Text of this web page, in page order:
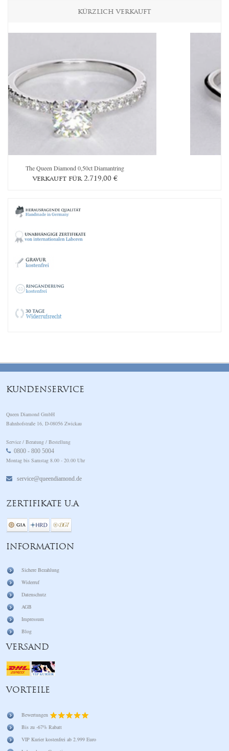
KÜRZLICH VERKAUFT
The Queen Diamond 0,50ct Diamantring
verkauft für 2.719,00 €
KUNDENSERVICE
Queen Diamond GmbH
Bahnhofstraße 16, D-08056 Zwickau
Service / Beratung / Bestellung
0800 - 800 5004
Montag bis Samstag 8.00 - 20.00 Uhr
service@queendiamond.de
ZERTIFIKATE U.A
INFORMATION
Sichere Bezahlung
Widerruf
Datenschutz
AGB
Impressum
Blog
VERSAND
VORTEILE
Bewertungen
Bis zu -67% Rabatt
VIP Kurier kostenfrei ab 2.999 Euro